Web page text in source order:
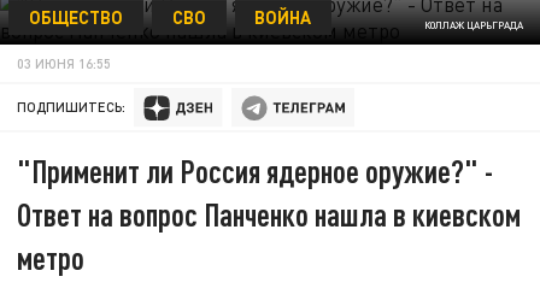
КОЛЛАЖ ЦАРЬГРАДА
ОБЩЕСТВО СВО ВОЙНА
03 ИЮНЯ 16:55
ПОДПИШИТЕСЬ:
"Применит ли Россия ядерное оружие?" -
Ответ на вопрос Панченко нашла в киевском
метро